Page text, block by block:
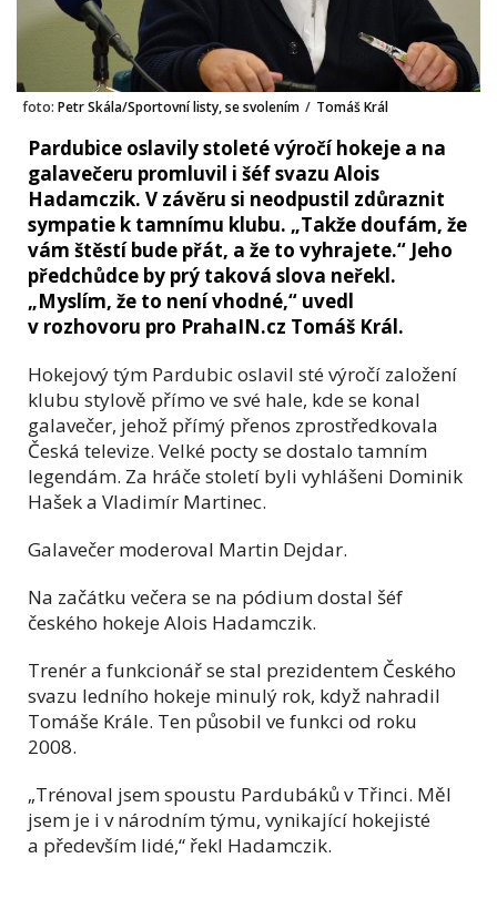
foto: Petr Skála/Sportovní listy, se svolením / Tomáš Král
Pardubice oslavily stoleté výročí hokeje a na
galavečeru promluvil i šéf svazu Alois
Hadamczik. V závěru si neodpustil zdůraznit
sympatie k tamnímu klubu. „Takže doufám, že
vám štěstí bude přát, a že to vyhrajete.“ Jeho
předchůdce by prý taková slova neřekl.
„Myslím, že to není vhodné,“ uvedl
v rozhovoru pro PrahaIN.cz Tomáš Král.
Hokejový tým Pardubic oslavil sté výročí založení
klubu stylově přímo ve své hale, kde se konal
galavečer, jehož přímý přenos zprostředkovala
Česká televize. Velké pocty se dostalo tamním
legendám. Za hráče století byli vyhlášeni Dominik
Hašek a Vladimír Martinec.
Galavečer moderoval Martin Dejdar.
Na začátku večera se na pódium dostal šéf
českého hokeje Alois Hadamczik.
Trenér a funkcionář se stal prezidentem Českého
svazu ledního hokeje minulý rok, když nahradil
Tomáše Krále. Ten působil ve funkci od roku
2008.
„Trénoval jsem spoustu Pardubáků v Třinci. Měl
jsem je i v národním týmu, vynikající hokejisté
a především lidé,“ řekl Hadamczik.